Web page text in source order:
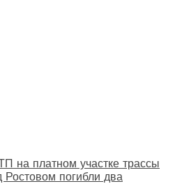
на платном участке трассы
погибли два